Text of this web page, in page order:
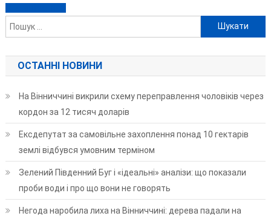
Навігація
за
записами
Пошук:
ОСТАННІ НОВИНИ
На Вінниччині викрили схему переправлення чоловіків через
кордон за 12 тисяч доларів
Ексдепутат за самовільне захоплення понад 10 гектарів
землі відбувся умовним терміном
Зелений Південний Буг і «ідеальні» аналізи: що показали
проби води і про що вони не говорять
Негода наробила лиха на Вінниччині: дерева падали на